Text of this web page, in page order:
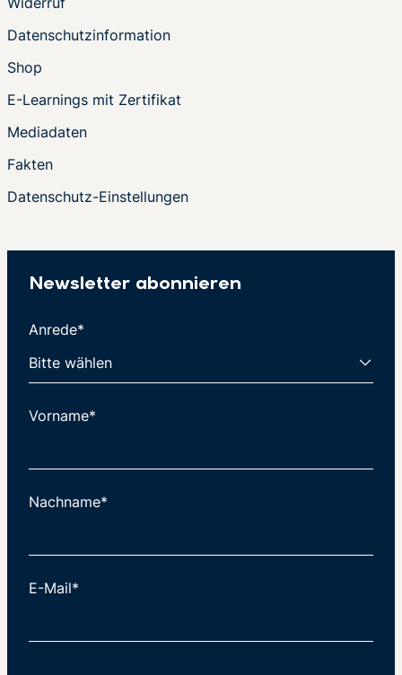
Datenschutzinformation
Shop
E-Learnings mit Zertifikat
Mediadaten
Fakten
Datenschutz-Einstellungen
Newsletter abonnieren
Anrede*
Vorname*
Nachname*
E-Mail*